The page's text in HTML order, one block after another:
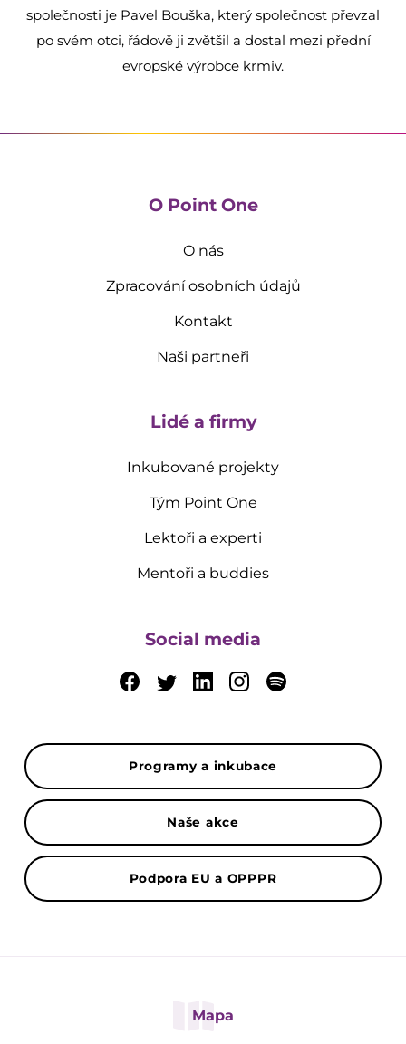
společnosti je Pavel Bouška, který společnost převzal
po svém otci, řádově ji zvětšil a dostal mezi přední
evropské výrobce krmiv.
O Point One
O nás
Zpracování osobních údajů
Kontakt
Naši partneři
Lidé a firmy
Inkubované projekty
Tým Point One
Lektoři a experti
Mentoři a buddies
Social media
Programy a inkubace
Naše akce
Podpora EU a OPPPR
Mapa